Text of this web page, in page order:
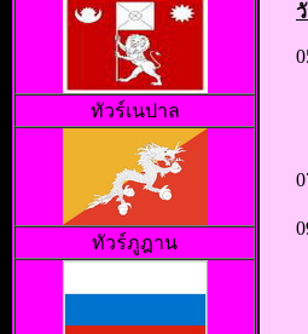
ทัวร์เนปาล
ทัวร์ภูฎาน